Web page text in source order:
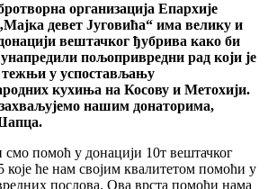
организација Епархије
девет Југовића“ има велику и
вештачког ђубрива како би
пољопривредни рад који је
тежњи у успостављању
кухиња на Косову и Метохији.
нашим донаторима,
помоћ у донацији 10т вештачког
ће нам својим квалитетом помоћи у
послова. Ова врста помоћи нама